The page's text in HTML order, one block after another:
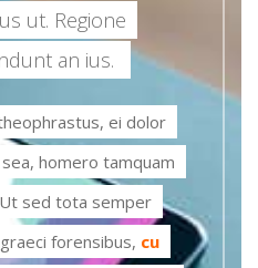
ut. Regione
an ius.
ei dolor
homero tamquam
sed tota semper
forensibus, cu